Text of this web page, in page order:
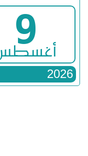
9
أغسطس
2026